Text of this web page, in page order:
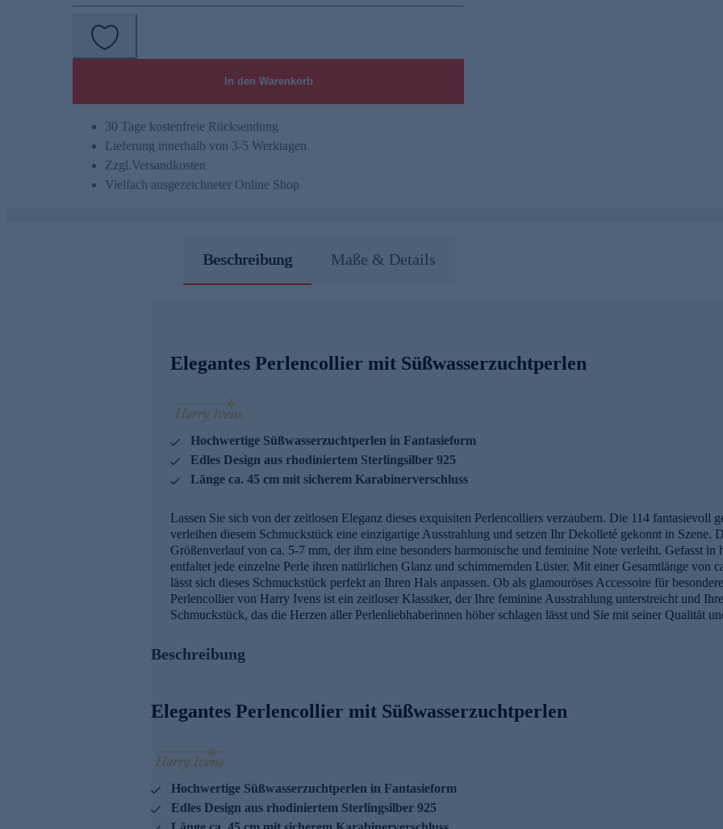
In den Warenkorb
30 Tage kostenfreie Rücksendung
Lieferung innerhalb von 3-5 Werktagen
Zzgl.Versandkosten
Vielfach ausgezeichneter Online Shop
Beschreibung Maße & Details
Elegantes Perlencollier mit Süßwasserzuchtperlen
Hochwertige Süßwasserzuchtperlen in Fantasieform
Edles Design aus rhodiniertem Sterlingsilber 925
Länge ca. 45 cm mit sicherem Karabinerverschluss
Lassen Sie sich von der zeitlosen Eleganz dieses exquisiten Perlencolliers verzaubern. Die 114 fantasievoll
verleihen diesem Schmuckstück eine einzigartige Ausstrahlung und setzen Ihr Dekolleté gekonnt in Szene.
Größenverlauf von ca. 5-7 mm, der ihm eine besonders harmonische und feminine Note verleiht. Gefasst
entfaltet jede einzelne Perle ihren natürlichen Glanz und schimmernden Lüster. Mit einer Gesamtlänge von
lässt sich dieses Schmuckstück perfekt an Ihren Hals anpassen. Ob als glamouröses Accessoire für
Perlencollier von Harry Ivens ist ein zeitloser Klassiker, der Ihre feminine Ausstrahlung unterstreicht und
Schmuckstück, das die Herzen aller Perlenliebhaberinnen höher schlagen lässt und Sie mit seiner Qualität
Beschreibung
Elegantes Perlencollier mit Süßwasserzuchtperlen
Hochwertige Süßwasserzuchtperlen in Fantasieform
Edles Design aus rhodiniertem Sterlingsilber 925